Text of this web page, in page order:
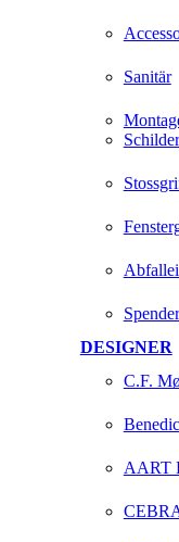
Sanitär
Schilder
Spender
DESIGNER
C.F.
AART